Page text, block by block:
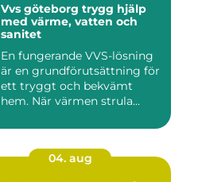
Vvs göteborg trygg hjälp
med värme, vatten och
sanitet
En fungerande VVS-lösning
är en grundförutsättning för
ett tryggt och bekvämt
hem. När värmen strula...
04. aug